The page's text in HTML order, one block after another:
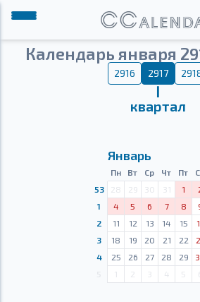
Календарь января
2916 2917
Ⅰ
квартал
Январь
Пн Вт Ср Чт Пт
53
28 29 30 31 1
1
4 5 6 7 8
2
11 12 13 14 15
3
18 19 20 21 22
4
25 26 27 28 29
1 2 3 4 5